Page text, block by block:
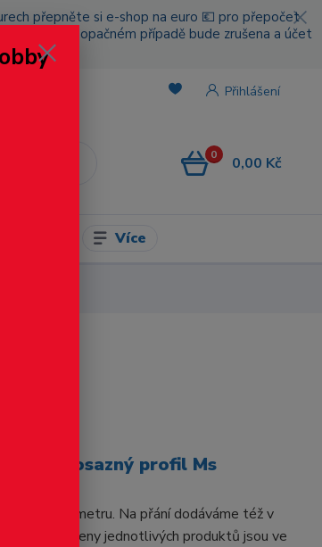
přepněte si e-shop na euro 💶 pro přepočet
v opačném případě bude zrušena a účet
Přihlášení
0 0,00 Kč
Více
- mosazný profil Ms
je 0.5 metru. Na přání dodáváme též v
mosaz Ceny jednotlivých produktů jsou ve